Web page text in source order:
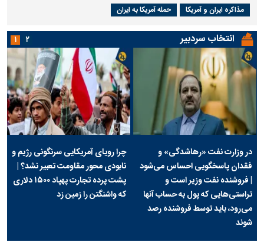
مذاکره ایران و آمریکا حمله آمریکا به ایران
انتخاب سردبیر
در وزارت نفت «رهاشدگی» و
فقدان پاسخگویی احساس می‌شود
| فروشنده نفت وزیر است و
تراستی‌هایی که پول به حساب آنها
می‌رود، باید توسط فروشنده رصد
شوند
چرا رویای آمریکایی سرنگونی رژیم و
نابودی محور مقاومت تعبیر نشد؟ |
پشت پرده تجارت پهپاد‌ ۱۵۰۰ دلاری
که واشنگتن را زمین زد
۱ ۲